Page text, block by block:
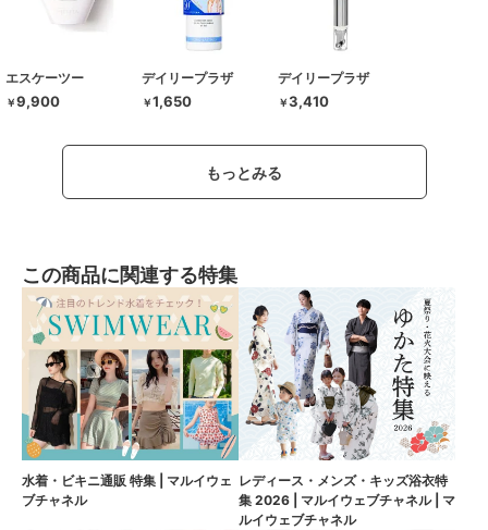
エスケーツー
￥9,900
デイリープラザ
￥1,650
デイリープラザ
￥3,410
もっとみる
この商品に関連する特集
水着・ビキニ通販 特集 | マルイウェ
ブチャネル
レディース・メンズ・キッズ浴衣特
集 2026 | マルイウェブチャネル | マ
ルイウェブチャネル